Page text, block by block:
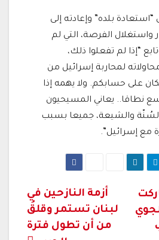
بلده” وإعادته إلى
واستغلال الفرصة، التي لم
“إذا لم تفعلوا ذلك،
لمحاربة إسرائيل من
على حسابكم. ولا يهمه إذا
نطاقا.. يعاني المسيحيون
السُنّة والشيعة، جميعا بسبب
مع إسرائيل”.
أزمة النازحين في
لبنان تستمر وقلقُ
من أن تطول فترة